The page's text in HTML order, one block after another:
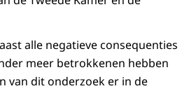
alle negatieve consequenties
meer betrokkenen hebben
van dit onderzoek er in de